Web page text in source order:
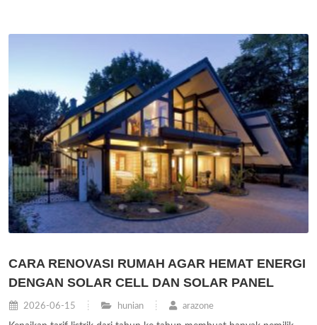
CARA RENOVASI RUMAH AGAR HEMAT ENERGI
DENGAN SOLAR CELL DAN SOLAR PANEL
2026-06-15 hunian arazone